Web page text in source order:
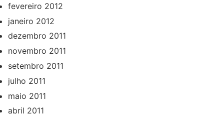
fevereiro 2012
janeiro 2012
dezembro 2011
novembro 2011
setembro 2011
julho 2011
maio 2011
abril 2011